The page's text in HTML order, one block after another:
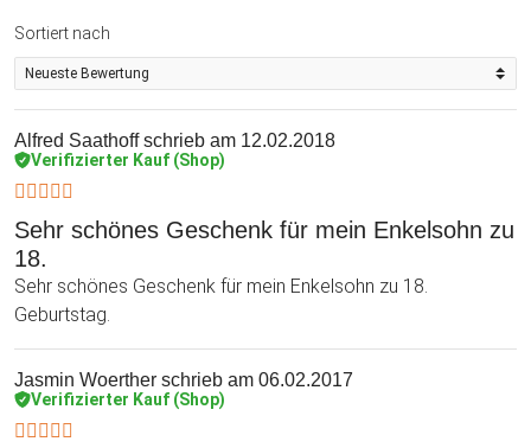
Sortiert nach
Alfred Saathoffschrieb am 12.02.2018
Verifizierter Kauf (Shop)
Sehr schönes Geschenk für mein Enkelsohn zu
18.
Sehr schönes Geschenk für mein Enkelsohn zu 18.
Geburtstag.
Jasmin Woerther schrieb am 06.02.2017
Verifizierter Kauf (Shop)